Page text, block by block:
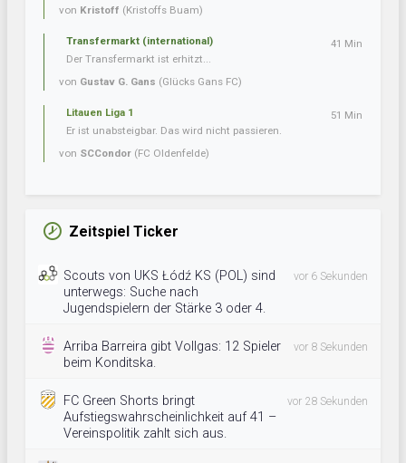
von Kristoff (Kristoffs Buam)
Transfermarkt (international)
Der Transfermarkt ist erhitzt...
von Gustav G. Gans (Glücks Gans FC)
41 Min
Litauen Liga 1
Er ist unabsteigbar. Das wird nicht passieren.
von SCCondor (FC Oldenfelde)
51 Min
Zeitspiel Ticker
Scouts von UKS Łódź KS (POL) sind
unterwegs: Suche nach
Jugendspielern der Stärke 3 oder 4.
vor 6 Sekunden
Arriba Barreira gibt Vollgas: 12 Spieler
beim Konditska.
vor 8 Sekunden
FC Green Shorts bringt
Aufstiegswahrscheinlichkeit auf 41 –
Vereinspolitik zahlt sich aus.
vor 28 Sekunden